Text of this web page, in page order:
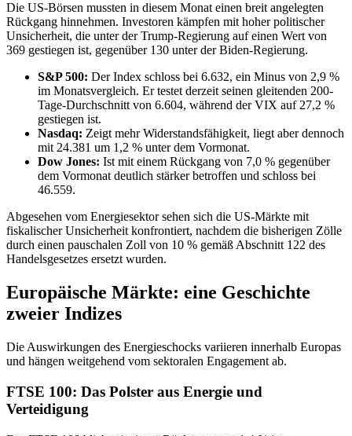
Die US-Börsen mussten in diesem Monat einen breit angelegten
Rückgang hinnehmen. Investoren kämpfen mit hoher politischer
Unsicherheit, die unter der Trump-Regierung auf einen Wert von
369 gestiegen ist, gegenüber 130 unter der Biden-Regierung.
S&P 500: Der Index schloss bei 6.632, ein Minus von 2,9 %
im Monatsvergleich. Er testet derzeit seinen gleitenden 200-
Tage-Durchschnitt von 6.604, während der VIX auf 27,2 %
gestiegen ist.
Nasdaq: Zeigt mehr Widerstandsfähigkeit, liegt aber dennoch
mit 24.381 um 1,2 % unter dem Vormonat.
Dow Jones: Ist mit einem Rückgang von 7,0 % gegenüber
dem Vormonat deutlich stärker betroffen und schloss bei
46.559.
Abgesehen vom Energiesektor sehen sich die US-Märkte mit
fiskalischer Unsicherheit konfrontiert, nachdem die bisherigen Zölle
durch einen pauschalen Zoll von 10 % gemäß Abschnitt 122 des
Handelsgesetzes ersetzt wurden.
Europäische Märkte: eine Geschichte
zweier Indizes
Die Auswirkungen des Energieschocks variieren innerhalb Europas
und hängen weitgehend vom sektoralen Engagement ab.
FTSE 100: Das Polster aus Energie und
Verteidigung